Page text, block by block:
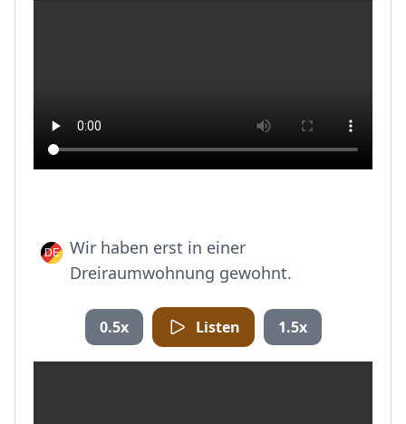
Wir haben erst in einer
Dreiraumwohnung gewohnt.
0.5x Listen 1.5x